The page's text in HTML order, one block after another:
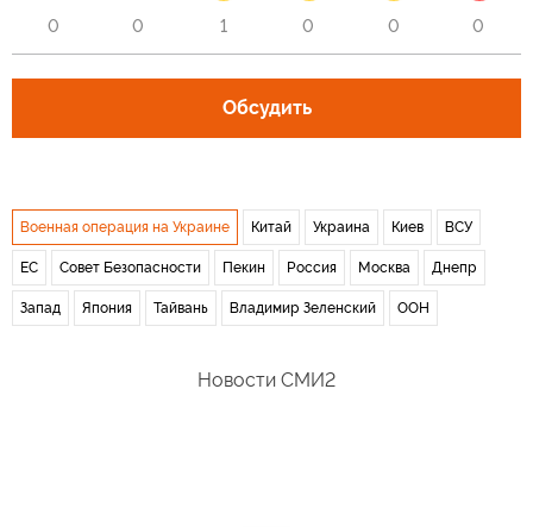
0 0 1 0 0 0
Обсудить
Военная операция на Украине Китай Украина Киев ВСУ
ЕС Совет Безопасности Пекин Россия Москва Днепр
Запад Япония Тайвань Владимир Зеленский ООН
Новости СМИ2